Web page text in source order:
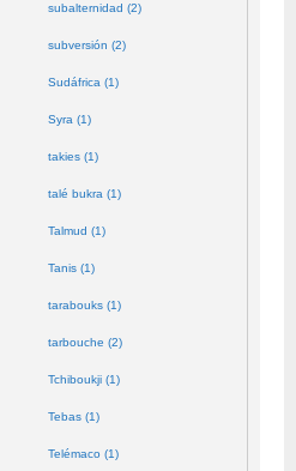
subalternidad (2)
subversión (2)
Sudáfrica (1)
Syra (1)
takies (1)
talé bukra (1)
Talmud (1)
Tanis (1)
tarabouks (1)
tarbouche (2)
Tchiboukji (1)
Tebas (1)
Telémaco (1)